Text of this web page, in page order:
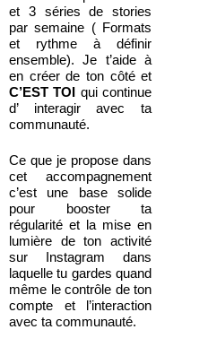
et 3 séries de stories
par semaine ( Formats
et rythme à définir
ensemble).Je t’aide à
en créer de ton côté et
C’EST TOI
qui continue
d’ interagir avec ta
communauté.
Ce que je propose dans
cet accompagnement
c’est une base solide
pour booster ta
régularité et la mise en
lumière de ton activité
sur Instagram dans
laquelle tu gardes quand
même le contrôle de ton
compte et l’interaction
avec ta communauté.